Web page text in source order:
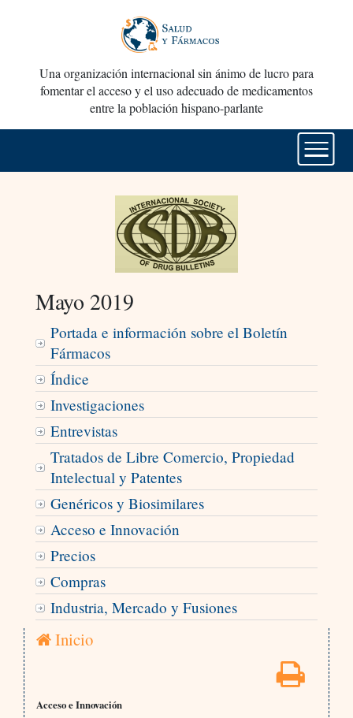
Una organización internacional sin ánimo de lucro para
fomentar el acceso y el uso adecuado de medicamentos
entre la población hispano-parlante
Mayo 2019
Portada e información sobre el Boletín
Fármacos
Índice
Investigaciones
Entrevistas
Tratados de Libre Comercio, Propiedad
Intelectual y Patentes
Genéricos y Biosimilares
Acceso e Innovación
Precios
Compras
Industria, Mercado y Fusiones
Inicio
Acceso e Innovación